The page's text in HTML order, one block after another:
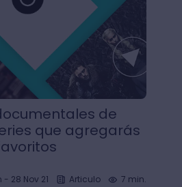
de
que agregarás
- 28 Nov 21 Articulo 7 min.